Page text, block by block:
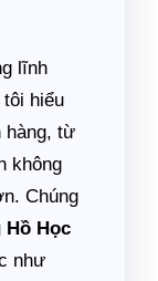
lĩnh
hiểu
hàng, từ
không
Chúng
Học
như